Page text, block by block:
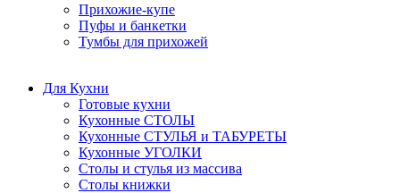
Прихожие-купе
Пуфы и банкетки
Тумбы для прихожей
Для Кухни
Готовые кухни
Кухонные СТОЛЫ
Кухонные СТУЛЬЯ и ТАБУРЕТЫ
Кухонные УГОЛКИ
Столы и стулья из массива
Столы книжки